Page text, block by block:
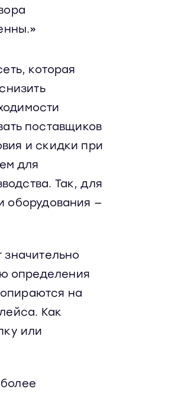
которая
поставщиков
и скидки при
для
Так, для
оборудования —
значительно
определения
на
Как
или